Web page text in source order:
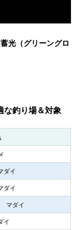
光（グリーングロ
な釣り場＆対象
ダイ
ダイ
マダイ
イ